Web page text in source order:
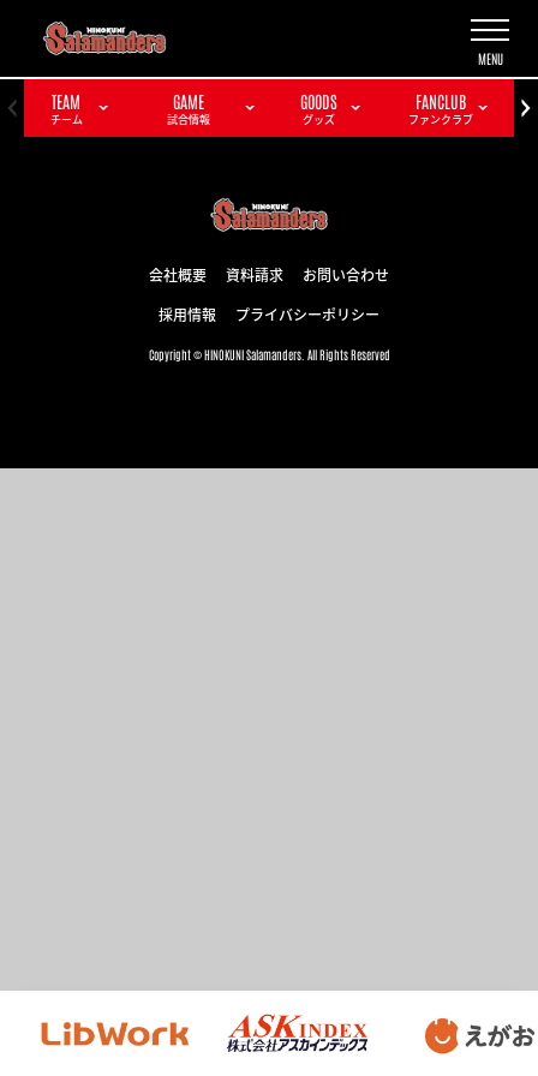
TEAM
チーム
GAME
試合情報
GOODS
グッズ
FANCLUB
ファンクラブ
会社概要 資料請求 お問い合わせ
採用情報 プライバシーポリシー
Copyright © HINOKUNI Salamanders. All Rights Reserved